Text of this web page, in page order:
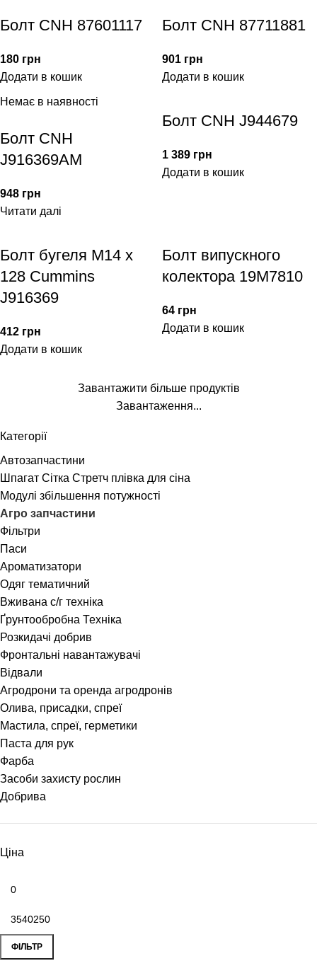
Категорії
Автозапчастини
Шпагат Сітка Стретч плівка для сіна
Модулі збільшення потужності
Агро запчастини
Фільтри
Паси
Ароматизатори
Одяг тематичний
Вживана с/г техніка
Ґрунтообробна Техніка
Розкидачі добрив
Фронтальні навантажувачі
Відвали
Агродрони та оренда агродронів
Олива, присадки, спреї
Мастила, спреї, герметики
Паста для рук
Фарба
Засоби захисту рослин
Добрива
Ціна
ФІЛЬТР
Болт CNH 87601117
180 грн
Додати в кошик
Болт CNH 87711881
901 грн
Додати в кошик
Немає в наявності
Болт CNH
J916369AM
948 грн
Читати далі
Болт CNH J944679
1 389 грн
Додати в кошик
Болт бугеля M14 x
128 Cummins
J916369
412 грн
Додати в кошик
Болт випускного
колектора 19M7810
64 грн
Додати в кошик
Завантажити більше продуктів
Завантаження...